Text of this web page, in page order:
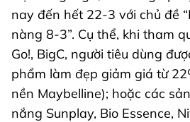
nay đến hết 22-3 với chủ đề
nàng 8-3”. Cụ thể, khi tham
Go!, BigC, người tiêu dùng
phẩm làm đẹp giảm giá từ
nền Maybelline); hoặc các
nắng Sunplay, Bio Essence,